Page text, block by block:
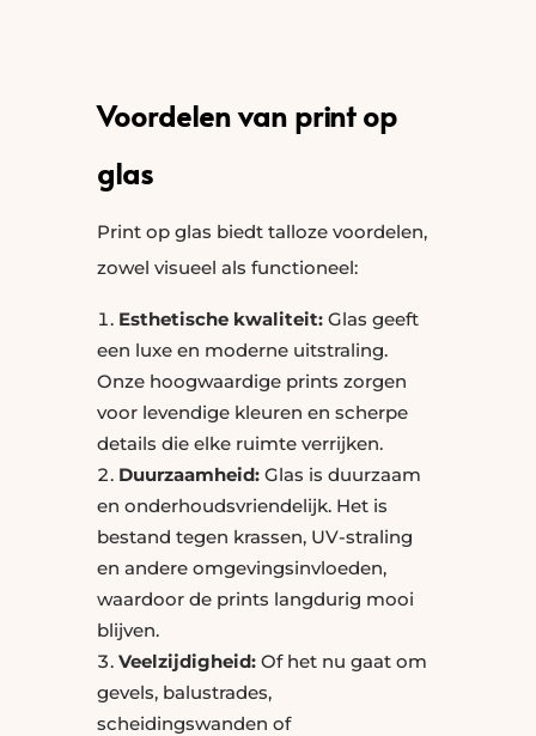
Voordelen van print op
glas
Print op glas biedt talloze voordelen,
zowel visueel als functioneel:
Esthetische kwaliteit:Glas geeft
een luxe en moderne uitstraling.
Onze hoogwaardige prints zorgen
voor levendige kleuren en scherpe
details die elke ruimte verrijken.
Duurzaamheid:Glas is duurzaam
en onderhoudsvriendelijk. Het is
bestand tegen krassen, UV-straling
en andere omgevingsinvloeden,
waardoor de prints langdurig mooi
blijven.
Veelzijdigheid:Of het nu gaat om
gevels, balustrades,
scheidingswanden of